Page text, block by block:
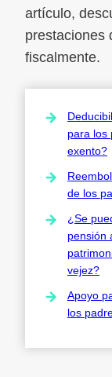
artículo,
prestaciones
fiscalmente.
para los
exento?
de los
¿Se
pensión
vejez?
Apoyo
los